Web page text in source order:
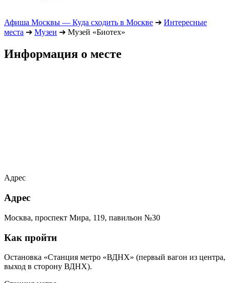
Афиша Москвы — Куда сходить в Москве ➔ Интересные
места ➔ Музеи ➔ Музей «Биотех»
Информация о месте
Адрес
Адрес
Москва, проспект Мира, 119, павильон №30
Как пройти
Остановка «Станция метро «ВДНХ» (первый вагон из центра,
выход в сторону ВДНХ).